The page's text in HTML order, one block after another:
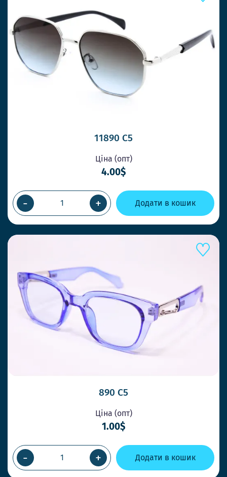
11890 C5
Ціна (опт)
4.00$
- + Додати в кошик
890 C5
Ціна (опт)
1.00$
- + Додати в кошик